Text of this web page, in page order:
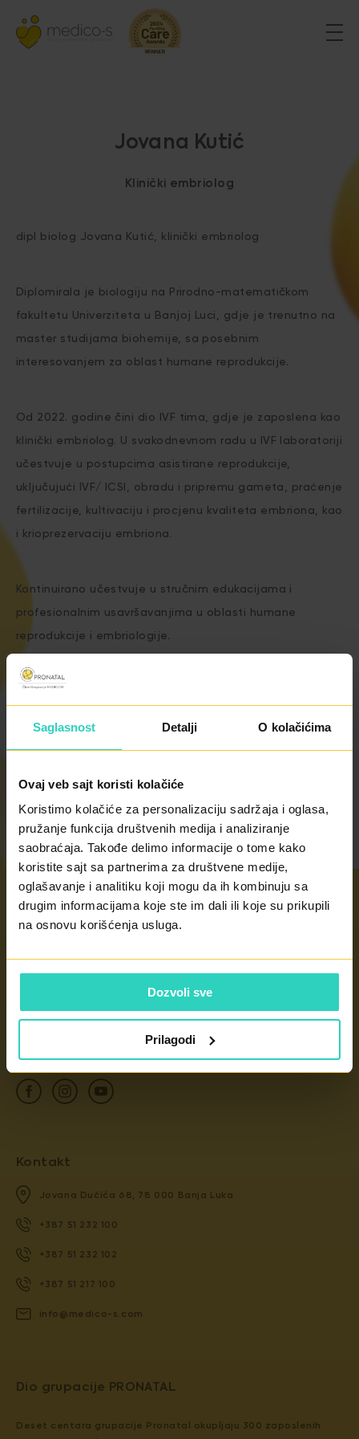
Saglasnost Detalji O kolačićima
Ovaj veb sajt koristi kolačiće
Koristimo kolačiće za personalizaciju sadržaja i oglasa,
pružanje funkcija društvenih medija i analiziranje
saobraćaja. Takođe delimo informacije o tome kako
koristite sajt sa partnerima za društvene medije,
oglašavanje i analitiku koji mogu da ih kombinuju sa
drugim informacijama koje ste im dali ili koje su prikupili
na osnovu korišćenja usluga.
Dozvoli sve
Prilagodi
Jovana Kutić
Klinički embriolog
dipl biolog Jovana Kutić, klinički embriolog
Diplomirala je biologiju na Prirodno-matematičkom
fakultetu Univerziteta u Banjoj Luci, gdje je trenutno na
master studijama biohemije, sa posebnim
interesovanjem za oblast humane reprodukcije.
Od 2022. godine čini dio IVF tima, gdje je zaposlena kao
klinički embriolog. U svakodnevnom radu u IVF laboratoriji
učestvuje u postupcima asistirane reprodukcije,
uključujući IVF/ ICSI, obradu i pripremu gameta, praćenje
fertilizacije, kultivaciju i procjenu kvaliteta embriona, kao
i krioprezervaciju embriona.
Kontinuirano učestvuje u stručnim edukacijama i
profesionalnim usavršavanjima u oblasti humane
reprodukcije i embriologije.
NAZAD NA SPISAK
Dio grupacije PRONATAL
Deset centara grupacije Pronatal okupljaju 300 zaposlenih
Kontakt
Jovana Dučića 68, 78 000 Banja Luka
+387 51 232 100
+387 51 232 102
+387 51 217 100
info@medico-s.com
KONTAKT